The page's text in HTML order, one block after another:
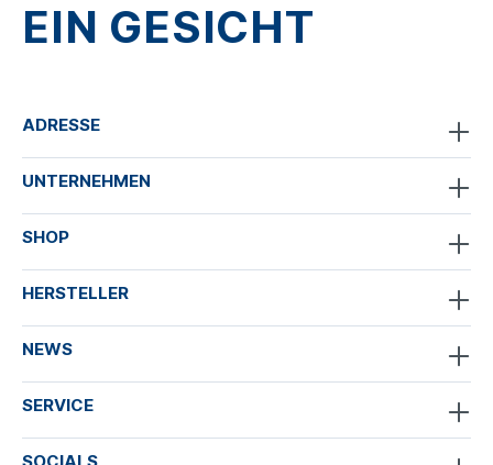
EIN GESICHT
ADRESSE
UNTERNEHMEN
SHOP
HERSTELLER
NEWS
SERVICE